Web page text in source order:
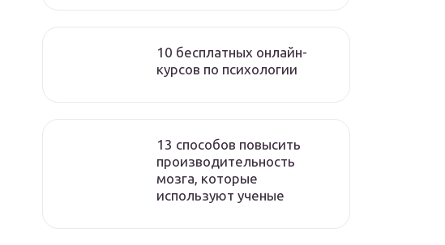
10 бесплатных онлайн-
курсов по психологии
13 способов повысить
производительность
мозга, которые
используют ученые